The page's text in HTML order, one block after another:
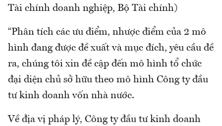
Tài chính doanh nghiệp, Bộ Tài chính)
“Phân tích các ưu điểm, nhược điểm của 2 mô
hình đang được đề xuất và mục đích, yêu cầu đề
ra, chúng tôi xin đề cập đến mô hình tổ chức
đại diện chủ sở hữu theo mô hình Công ty đầu
tư kinh doanh vốn nhà nước.
Về địa vị pháp lý, Công ty đầu tư kinh doanh